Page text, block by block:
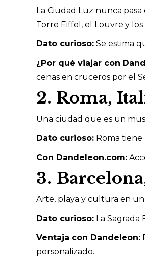
La Ciudad Luz nunca
Torre Eiffel, el Louvre y los
Dato curioso: Se estima
¿Por qué viajar con
cenas en cruceros por el
2. Roma,
Una ciudad que es un
Dato curioso: Roma tiene
Con Dandeleon.com:
3.
Arte, playa y cultura en un
Dato curioso: La Sagrada
Ventaja con Dandeleon:
personalizado.